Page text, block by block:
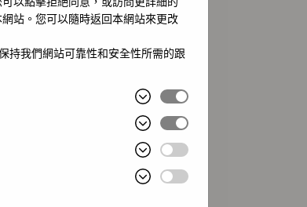
站。您可以隨時返回本網站來更改
持我們網站可靠性和安全性所需的跟